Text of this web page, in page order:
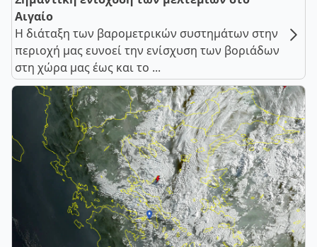
Αιγαίο
Η διάταξη των βαρομετρικών συστημάτων στην
περιοχή μας ευνοεί την ενίσχυση των βοριάδων
στη χώρα μας έως και το ...